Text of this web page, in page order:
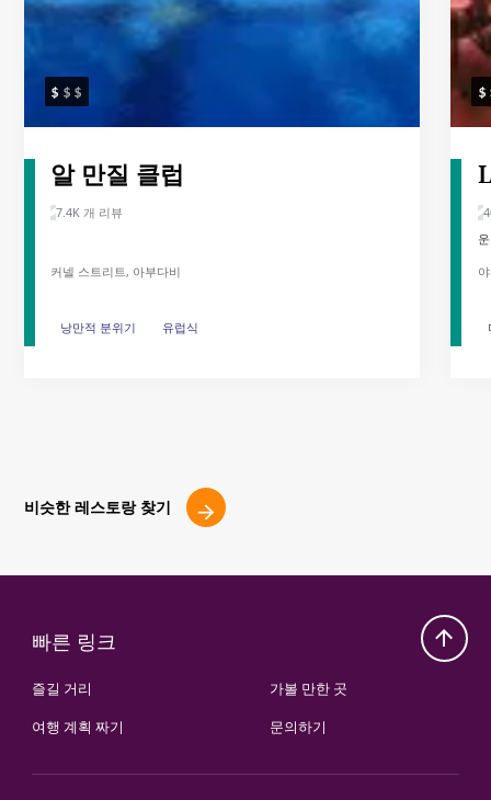
알 만질 클럽
7.4K 개 리뷰
커넬 스트리트, 아부다비
낭만적 분위기 유럽식
낭만적 분위기 유럽식
비슷한 레스토랑 찾기
빠른 링크
즐길 거리
여행 계획 짜기
가볼 만한 곳
문의하기